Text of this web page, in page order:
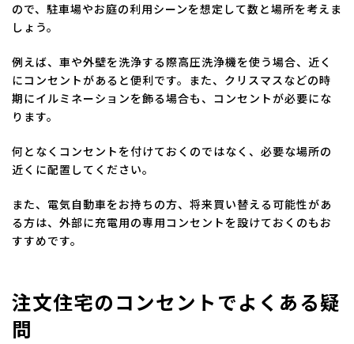
ので、駐車場やお庭の利用シーンを想定して数と場所を考えま
しょう。
例えば、車や外壁を洗浄する際高圧洗浄機を使う場合、近く
にコンセントがあると便利です。また、クリスマスなどの時
期にイルミネーションを飾る場合も、コンセントが必要にな
ります。
何となくコンセントを付けておくのではなく、必要な場所の
近くに配置してください。
また、電気自動車をお持ちの方、将来買い替える可能性があ
る方は、外部に充電用の専用コンセントを設けておくのもお
すすめです。
注文住宅のコンセントでよくある疑
問